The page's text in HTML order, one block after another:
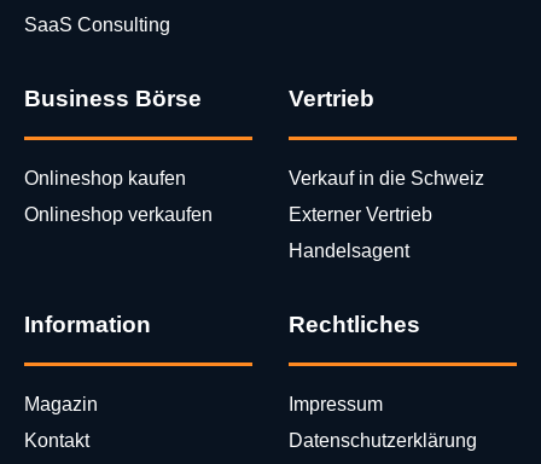
SaaS Consulting
Business Börse
Onlineshop kaufen
Onlineshop verkaufen
Vertrieb
Verkauf in die Schweiz
Externer Vertrieb
Handelsagent
Information
Magazin
Kontakt
Rechtliches
Impressum
Datenschutzerklärung